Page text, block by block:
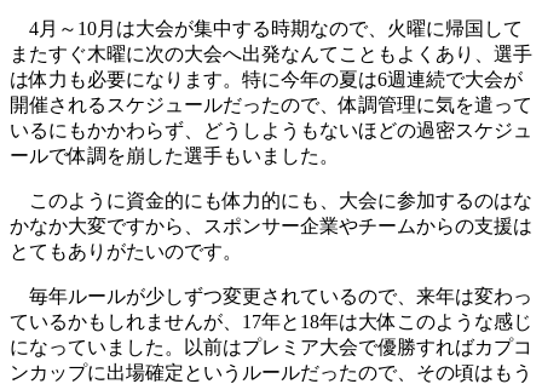
4月～10月は大会が集中する時期なので、火曜に帰国して
またすぐ木曜に次の大会へ出発なんてこともよくあり、選手
は体力も必要になります。特に今年の夏は6週連続で大会が
開催されるスケジュールだったので、体調管理に気を遣って
いるにもかかわらず、どうしようもないほどの過密スケジュ
ールで体調を崩した選手もいました。
このように資金的にも体力的にも、大会に参加するのはな
かなか大変ですから、スポンサー企業やチームからの支援は
とてもありがたいのです。
毎年ルールが少しずつ変更されているので、来年は変わっ
ているかもしれませんが、17年と18年は大体このような感じ
になっていました。以前はプレミア大会で優勝すればカプコ
ンカップに出場確定というルールだったので、その頃はもう